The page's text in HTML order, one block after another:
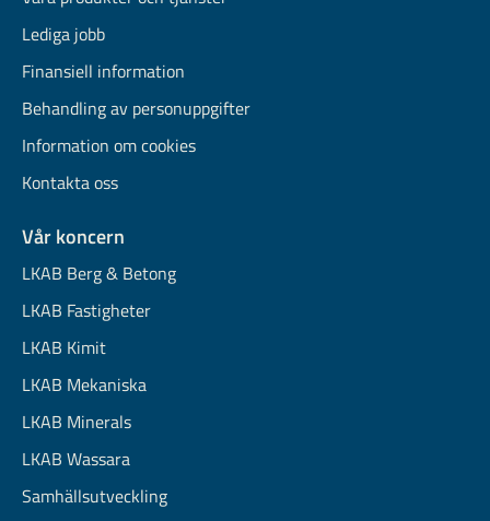
Lediga jobb
Finansiell information
Behandling av personuppgifter
Information om cookies
Kontakta oss
Vår koncern
LKAB Berg & Betong
LKAB Fastigheter
LKAB Kimit
LKAB Mekaniska
LKAB Minerals
LKAB Wassara
Samhällsutveckling